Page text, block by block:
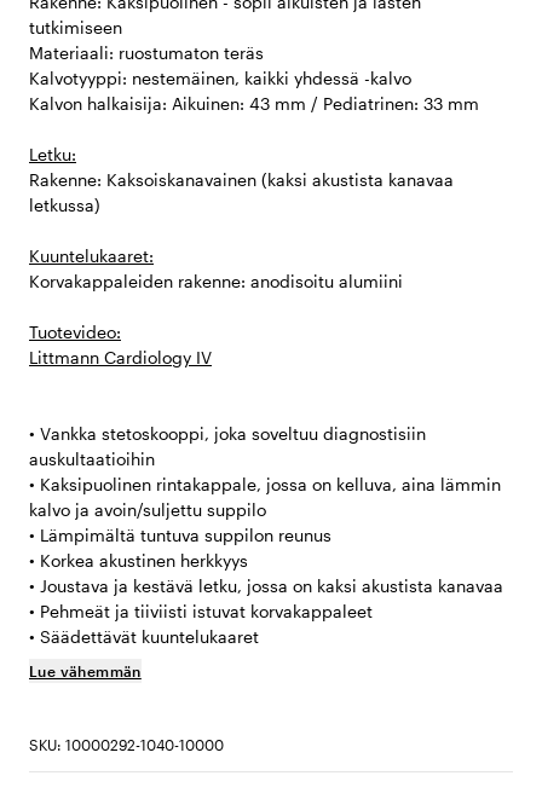
tutkimiseen
Materiaali: ruostumaton teräs
Kalvotyyppi: nestemäinen, kaikki yhdessä -kalvo
Kalvon halkaisija: Aikuinen: 43 mm / Pediatrinen: 33 mm
Letku:
Rakenne: Kaksoiskanavainen (kaksi akustista kanavaa
letkussa)
Kuuntelukaaret:
Korvakappaleiden rakenne: anodisoitu alumiini
Tuotevideo:
Littmann Cardiology IV
• Vankka stetoskooppi, joka soveltuu diagnostisiin
auskultaatioihin
• Kaksipuolinen rintakappale, jossa on kelluva, aina lämmin
kalvo ja avoin/suljettu suppilo
• Lämpimältä tuntuva suppilon reunus
• Korkea akustinen herkkyys
• Joustava ja kestävä letku, jossa on kaksi akustista kanavaa
• Pehmeät ja tiiviisti istuvat korvakappaleet
• Säädettävät kuuntelukaaret
Lue vähemmän
SKU: 10000292-1040-10000